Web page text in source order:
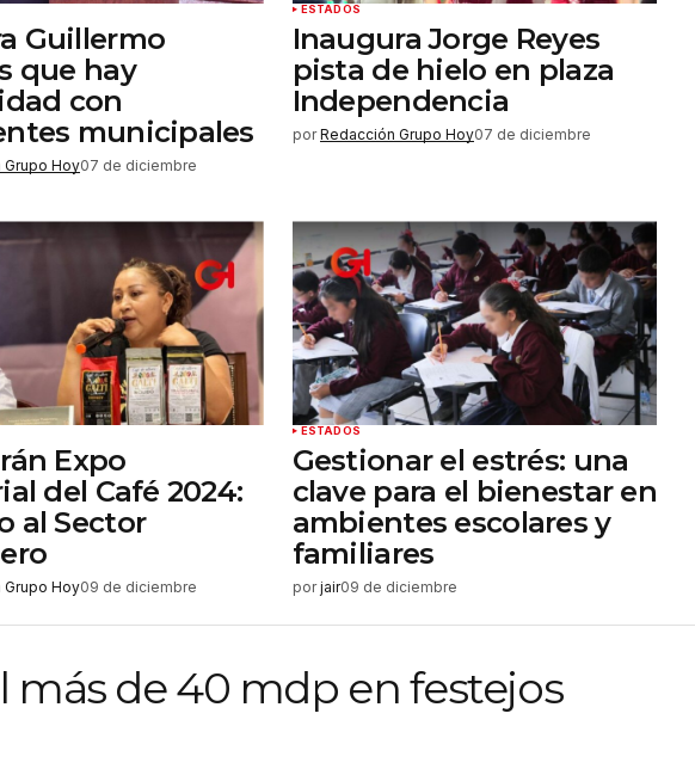
Guillermo
que hay
con
municipales
Grupo Hoy07 de diciembre
ESTADOS
Inaugura Jorge Reyes
pista de hielo en plaza
Independencia
por Redacción Grupo Hoy07 de diciembre
Expo
del Café 2024:
al Sector
Grupo Hoy09 de diciembre
ESTADOS
Gestionar el estrés: una
clave para el bienestar en
ambientes escolares y
familiares
por jair09 de diciembre
de 40 mdp en festejos